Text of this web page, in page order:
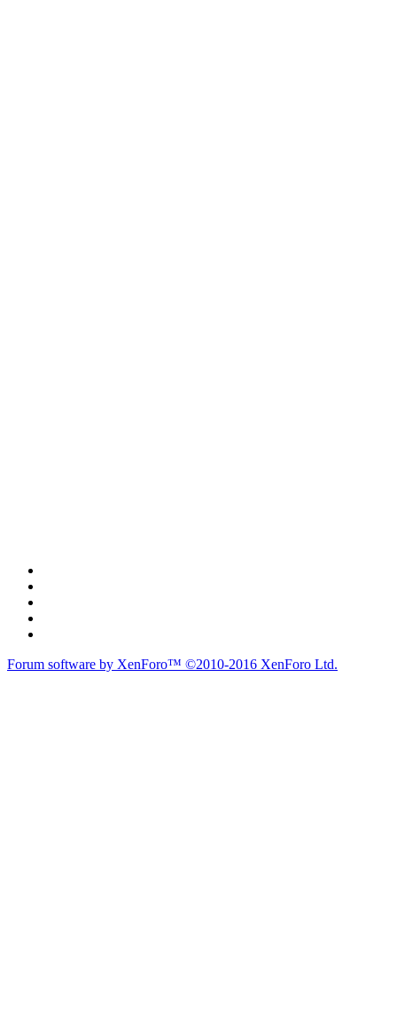
Forum software by XenForo™ ©2010-2016 XenForo Ltd.